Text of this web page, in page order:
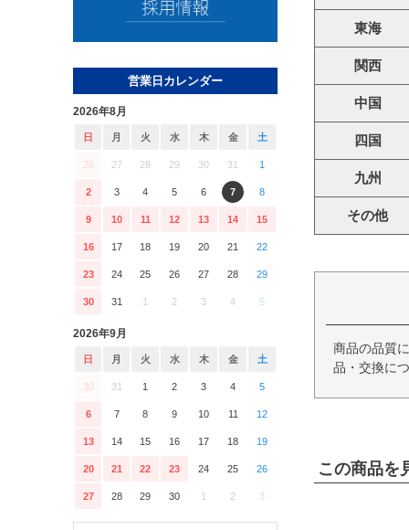
営業日カレンダー
2026年8月
日 月 火 水 木 金 土
26 27 28 29 30 31 1
2 3 4 5 6 7 8
9 10 11 12 13 14 15
16 17 18 19 20 21 22
23 24 25 26 27 28 29
30 31 1 2 3 4 5
2026年9月
日 月 火 水 木 金 土
30 31 1 2 3 4 5
6 7 8 9 10 11 12
13 14 15 16 17 18 19
20 21 22 23 24 25 26
27 28 29 30 1 2 3
東海
関西
中国
四国
九州
その他
商品の品質
品・交換に
この商品を